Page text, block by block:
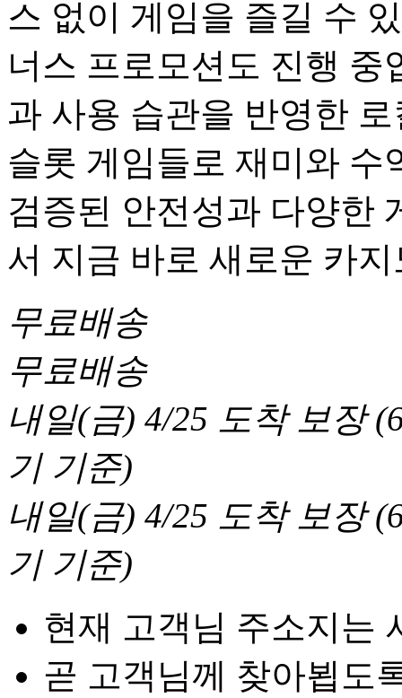
스 없이 게임을 즐길 수
너스 프로모션도 진행
과 사용 습관을 반영한
슬롯 게임들로 재미와 수
검증된 안전성과 다양한
서 지금 바로 새로운 카
무료배송
무료배송
내일(금) 4/25 도착 보장(
기 기준)
내일(금) 4/25 도착 보장(
기 기준)
현재 고객님 주소지는
곧 고객님께 찾아뵙도